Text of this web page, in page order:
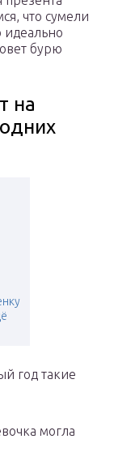
что сумели
идеально
бурю
на
год такие
могла